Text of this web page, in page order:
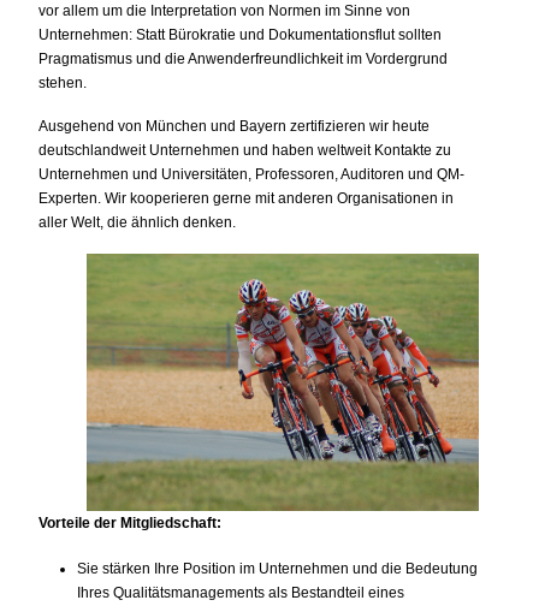
vor allem um die Interpretation von Normen im Sinne von
Unternehmen: Statt Bürokratie und Dokumentationsflut sollten
Pragmatismus und die Anwenderfreundlichkeit im Vordergrund
stehen.
Ausgehend von München und Bayern zertifizieren wir heute
deutschlandweit Unternehmen und haben weltweit Kontakte zu
Unternehmen und Universitäten, Professoren, Auditoren und QM-
Experten. Wir kooperieren gerne mit anderen Organisationen in
aller Welt, die ähnlich denken.
Vorteile der Mitgliedschaft:
Sie stärken Ihre Position im Unternehmen und die Bedeutung
Ihres Qualitätsmanagements als Bestandteil eines